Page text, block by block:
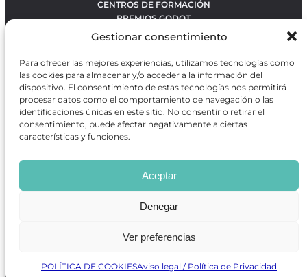
Gestionar consentimiento
Para ofrecer las mejores experiencias, utilizamos tecnologías como
las cookies para almacenar y/o acceder a la información del
dispositivo. El consentimiento de estas tecnologías nos permitirá
procesar datos como el comportamiento de navegación o las
identificaciones únicas en este sitio. No consentir o retirar el
consentimiento, puede afectar negativamente a ciertas
características y funciones.
Aceptar
Denegar
Ver preferencias
POLÍTICA DE COOKIESAviso legal / Política de Privacidad
CENTROS DE FORMACIÓN
PREMIOS GODOT
CONTACTO
OBRAS MÁS VOTADAS
RANKING MEJORES OBRAS
BÚSQUEDA AVANZADA DE OBRAS
Revista GODOTes una revista independiente especializada
en información sobre artes escénicas de Madrid, gratuita y
que se distribuye en espacios escénicos, además de otros
puntos de interés turístico y de ocio de la capital.
Desarrollado por Precise Future